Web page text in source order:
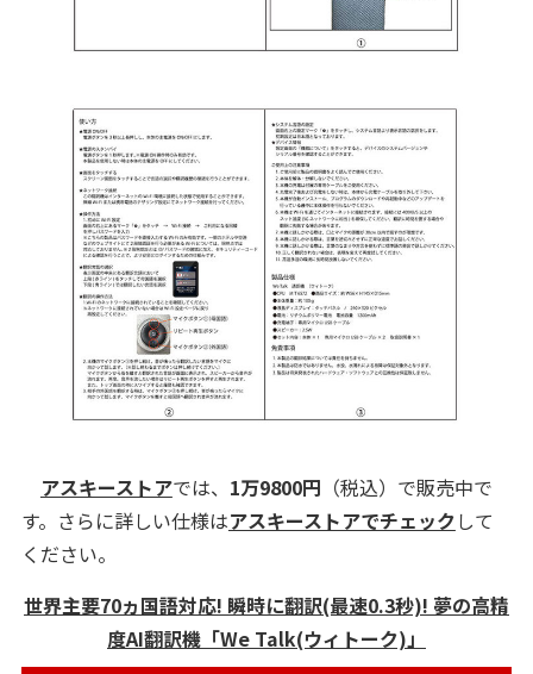
アスキーストアでは、 1万9800円 （税込）で販売中で
す。さらに詳しい仕様はアスキーストアでチェックして
ください。
世界主要70ヵ国語対応! 瞬時に翻訳(最速0.3秒)! 夢の高精
度AI翻訳機「We Talk(ウィトーク)」